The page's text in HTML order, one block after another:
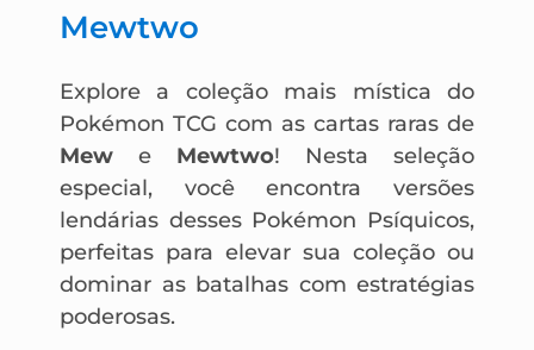
Mewtwo
Explore a coleção mais mística do
Pokémon TCG com as cartas raras de
Mew e Mewtwo! Nesta seleção
especial, você encontra versões
lendárias desses Pokémon Psíquicos,
perfeitas para elevar sua coleção ou
dominar as batalhas com estratégias
poderosas.